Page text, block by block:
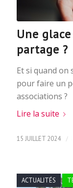
Une
partage ?
Et si quand on
pour faire un
associations ?
Lire la suite
15 JUILLET 2024 /
ACTUALITÉS